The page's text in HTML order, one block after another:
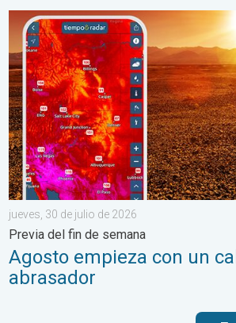
Agosto empieza con un calor
jueves, 30 de julio de 2026
Previa del fin de semana
Agosto empieza con un
abrasador